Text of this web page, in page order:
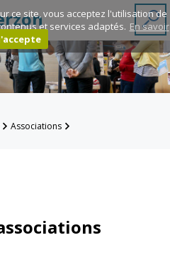
des
Associations
ce site, vous acceptez l'utilisation de
et services adaptés. En savoir